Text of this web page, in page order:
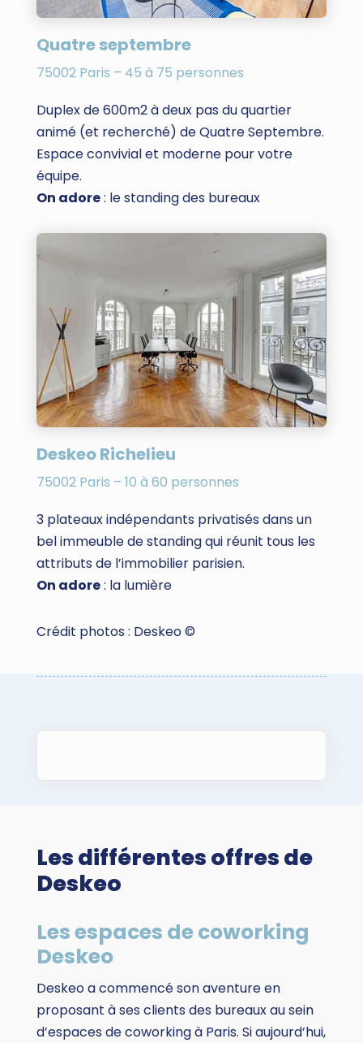
Quatre septembre
75002 Paris – 45 à 75 personnes
Duplex de 600m2 à deux pas du quartier
animé (et recherché) de Quatre Septembre.
Espace convivial et moderne pour votre
équipe.
On adore: le standing des bureaux
Deskeo Richelieu
75002 Paris – 10 à 60 personnes
3 plateaux indépendants privatisés dans un
bel immeuble de standing qui réunit tous les
attributs de l’immobilier parisien.
On adore: la lumière
Crédit photos : Deskeo ©
Les différentes offres de
Deskeo
Les espaces de coworking
Deskeo
Deskeo a commencé son aventure en
proposant à ses clients des bureaux au sein
d’espaces de coworking à Paris. Si aujourd’hui,